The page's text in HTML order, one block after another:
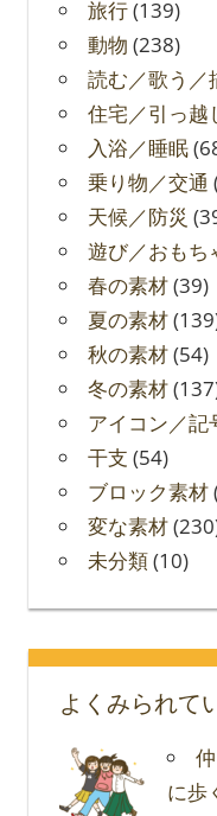
旅行(139)
動物 (238)
読む／歌う／
住宅／引っ越
入浴／睡眠
乗り物／交通
天候／防災
遊び／おもち
春の素材(39)
夏の素材
秋の素材(54)
冬の素材
アイコン／記
干支 (54)
ブロック素材
変な素材
未分類(10)
よくみられて
に歩